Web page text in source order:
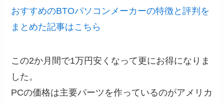
おすすめのBTOパソコンメーカーの特徴と評判を
まとめた記事はこちら
この2か月間で1万円安くなって更にお得になりま
した。
PCの価格は主要パーツを作っているのがアメリカ